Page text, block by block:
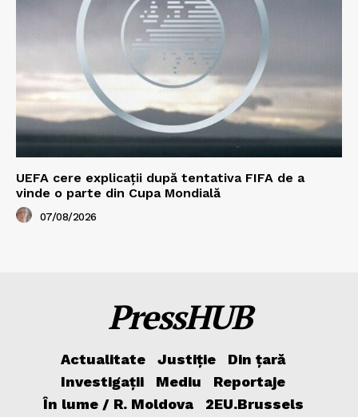
UEFA cere explicații după tentativa FIFA de a
vinde o parte din Cupa Mondială
07/08/2026
PressHUB
Actualitate Justiție
Din țară
Investigații
Mediu
Reportaje
În lume / R. Moldova
2EU.Brussels